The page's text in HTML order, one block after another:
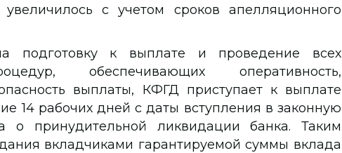
увеличилось с учетом сроков апелляционного
подготовку к выплате и проведение всех
обеспечивающих оперативность,
выплаты, КФГД приступает к выплате
14 рабочих дней с даты вступления в законную
о принудительной ликвидации банка. Таким
вкладчиками гарантируемой суммы вклада